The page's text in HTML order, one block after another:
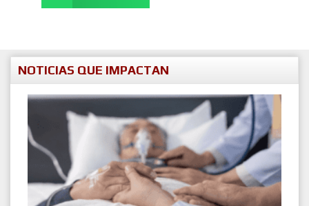
NOTICIAS QUE IMPACTAN